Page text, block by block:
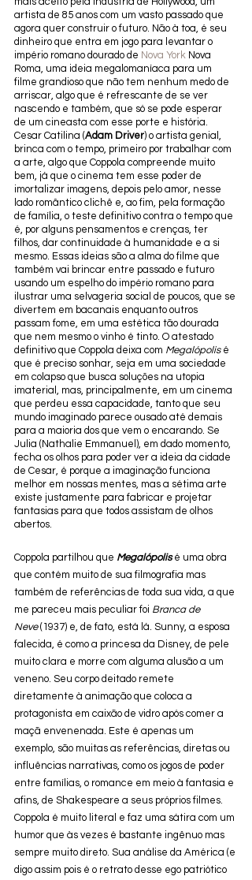
artista de 85 anos com um vasto passado que
agora quer construir o futuro. Não à toa, é seu
dinheiro que entra em jogo para levantar o
império romano dourado de Nova York Nova
Roma, uma ideia megalomaníaca para um
filme grandioso que não tem nenhum medo de
arriscar, algo que é refrescante de se ver
nascendo e também, que só se pode esperar
de um cineasta com esse porte e história.
Cesar Catilina (Adam Driver) o artista genial,
brinca com o tempo, primeiro por trabalhar com
a arte, algo que Coppola compreende muito
bem, já que o cinema tem esse poder de
imortalizar imagens, depois pelo amor, nesse
lado romântico clichê e, ao fim, pela formação
de família, o teste definitivo contra o tempo que
é, por alguns pensamentos e crenças, ter
filhos, dar continuidade à humanidade e a si
mesmo. Essas ideias são a alma do filme que
também vai brincar entre passado e futuro
usando um espelho do império romano para
ilustrar uma selvageria social de poucos, que se
divertem em bacanais enquanto outros
passam fome, em uma estética tão dourada
que nem mesmo o vinho é tinto. O atestado
definitivo que Coppola deixa com Megalópolis é
que é preciso sonhar, seja em uma sociedade
em colapso que busca soluções na utopia
imaterial, mas, principalmente, em um cinema
que perdeu essa capacidade, tanto que seu
mundo imaginado parece ousado até demais
para a maioria dos que vem o encarando. Se
Julia (Nathalie Emmanuel), em dado momento,
fecha os olhos para poder ver a ideia da cidade
de Cesar, é porque a imaginação funciona
melhor em nossas mentes, mas a sétima arte
existe justamente para fabricar e projetar
fantasias para que todos assistam de olhos
abertos.
Coppola partilhou que Megalópolis é uma obra
que contém muito de sua filmografia mas
também de referências de toda sua vida, a que
me pareceu mais peculiar foi Branca de
Neve (1937) e, de fato, está lá. Sunny, a esposa
falecida, é como a princesa da Disney, de pele
muito clara e morre com alguma alusão a um
veneno. Seu corpo deitado remete
diretamente à animação que coloca a
protagonista em caixão de vidro após comer a
maçã envenenada. Este é apenas um
exemplo, são muitas as referências, diretas ou
influências narrativas, como os jogos de poder
entre famílias, o romance em meio à fantasia e
afins, de Shakespeare a seus próprios filmes.
Coppola é muito literal e faz uma sátira com um
humor que às vezes é bastante ingênuo mas
sempre muito direto. Sua análise da América (e
digo assim pois é o retrato desse ego patriótico